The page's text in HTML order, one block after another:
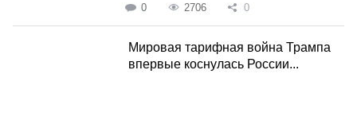
0 2706 0
Мировая тарифная война Трампа
впервые коснулась России...